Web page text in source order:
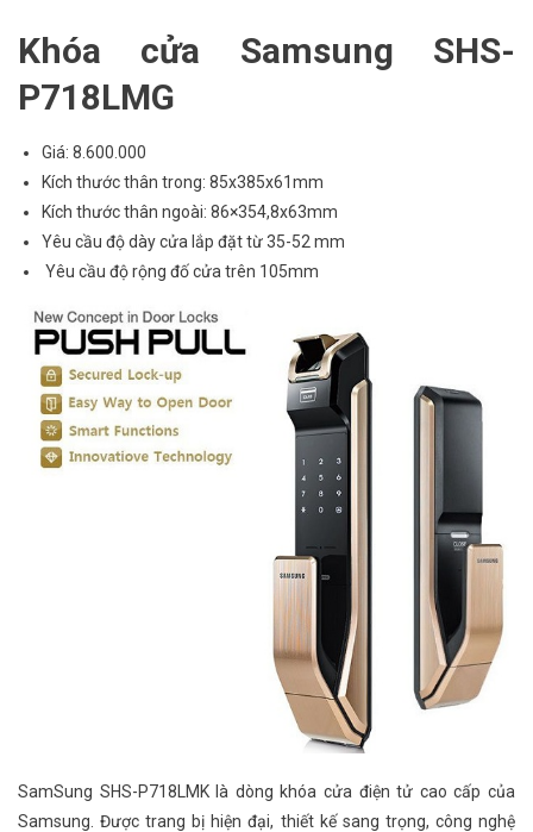
Khóa cửa Samsung SHS-
P718LMG
Giá: 8.600.000
Kích thước thân trong: 85x385x61mm
Kích thước thân ngoài: 86×354,8x63mm
Yêu cầu độ dày cửa lắp đặt từ 35-52 mm
Yêu cầu độ rộng đố cửa trên 105mm
SamSung SHS-P718LMK là dòng khóa cửa điện tử cao cấp của
Samsung. Được trang bị hiện đại, thiết kế sang trọng, công nghệ